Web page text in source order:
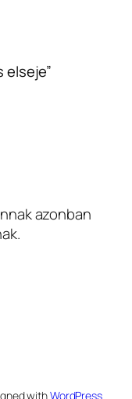
elseje”
azonban
withWordPress